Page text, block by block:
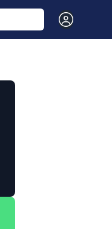
Open user